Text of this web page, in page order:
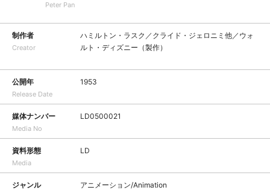
Peter Pan
制作者
Creator
ハミルトン・ラスク／クライド・ジェロニミ他／ウォ
ルト・ディズニー（製作）
公開年
Release Date
1953
媒体ナンバー
Media No
LD0500021
資料形態
Media
LD
ジャンル アニメーション/Animation